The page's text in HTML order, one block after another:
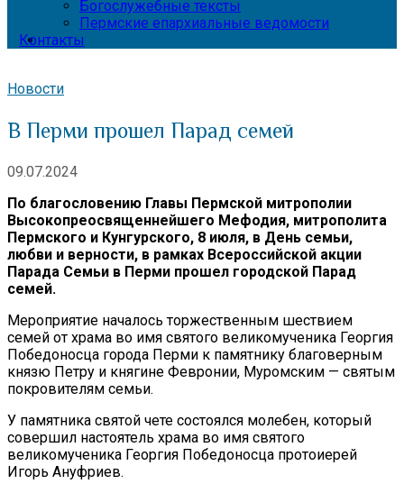
Богослужебные тексты
Пермские епархиальные ведомости
Контакты
Новости
В Перми прошел Парад семей
09.07.2024
По благословению Главы Пермской митрополии
Высокопреосвященнейшего Мефодия, митрополита
Пермского и Кунгурского, 8 июля, в День семьи,
любви и верности, в рамках Всероссийской акции
Парада Семьи в Перми прошел городской Парад
семей.
Мероприятие началось торжественным шествием
семей от храма во имя святого великомученика Георгия
Победоносца города Перми к памятнику благоверным
князю Петру и княгине Февронии, Муромским — святым
покровителям семьи.
У памятника святой чете состоялся молебен, который
совершил настоятель храма во имя святого
великомученика Георгия Победоносца протоиерей
Игорь Ануфриев.